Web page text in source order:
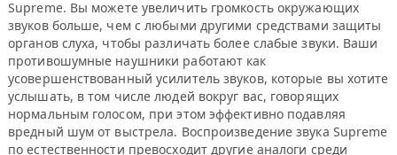
Supreme. Вы можете увеличить громкость окружающих
звуков больше, чем с любыми другими средствами защиты
органов слуха, чтобы различать более слабые звуки. Ваши
противошумные наушники работают как
усовершенствованный усилитель звуков, которые вы хотите
услышать, в том числе людей вокруг вас, говорящих
нормальным голосом, при этом эффективно подавляя
вредный шум от выстрела. Воспроизведение звука Supreme
по естественности превосходит другие аналоги среди